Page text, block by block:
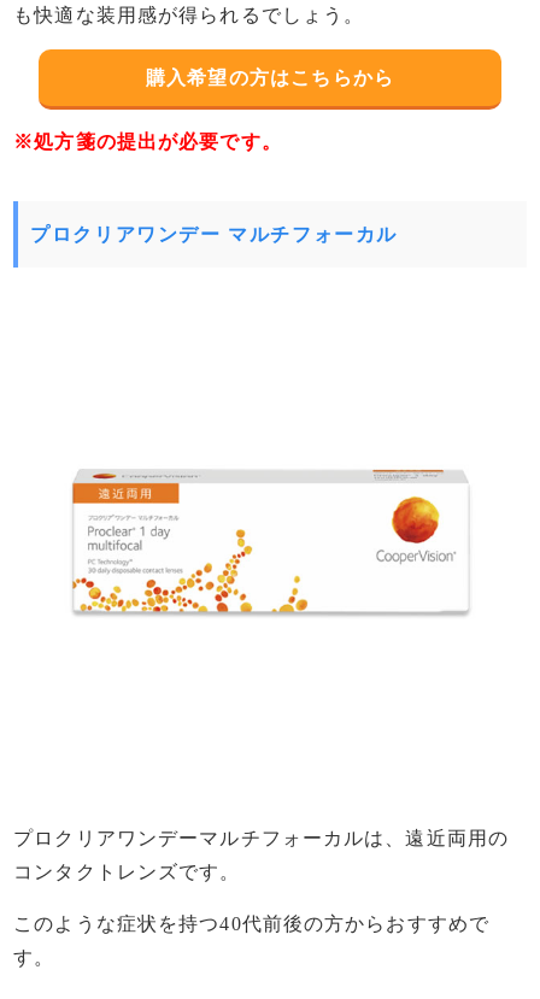
も快適な装用感が得られるでしょう。
購入希望の方はこちらから
※処方箋の提出が必要です。
プロクリアワンデー マルチフォーカル
プロクリアワンデーマルチフォーカルは、遠近両用の
コンタクトレンズです。
このような症状を持つ40代前後の方からおすすめで
す。